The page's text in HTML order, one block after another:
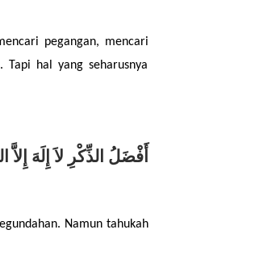
pegangan, mencari
hal yang seharusnya
أَفْضَلُ الذِّكْرِ لاَ إِلَهَ إِلاَّ
Namun tahukah